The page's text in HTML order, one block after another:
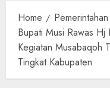
Home
Pemerintahan
Bupati Musi Rawas Hj
Kegiatan Musabaqoh
Tingkat Kabupaten